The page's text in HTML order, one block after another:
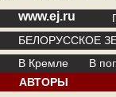
www.ej.ru
БЕЛОРУССКОЕ
В Кремле
В
АВТОРЫ